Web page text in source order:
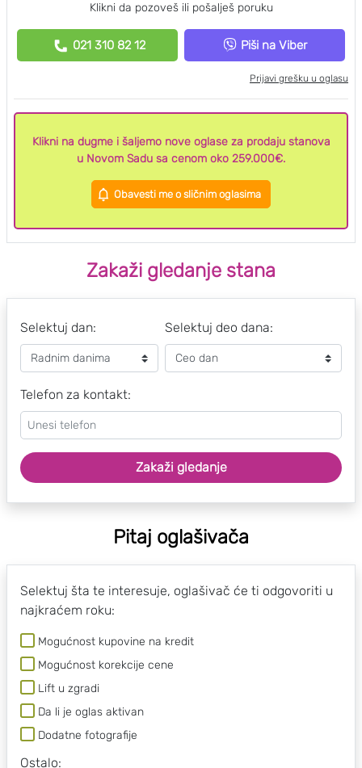
Klikni da pozoveš ili pošalješ poruku
021 310 82 12 Piši na Viber
Prijavi grešku u oglasu
Klikni na dugme i šaljemo nove oglase za prodaju stanova
u Novom Sadu sa cenom oko 259.000€.
Obavesti me o sličnim oglasima
Zakaži gledanje stana
Selektuj dan: Selektuj deo dana:
Telefon za kontakt:
Zakaži gledanje
Pitaj oglašivača
Selektuj šta te interesuje, oglašivač će ti odgovoriti u
najkraćem roku:
Mogućnost kupovine na kredit
Mogućnost korekcije cene
Lift u zgradi
Da li je oglas aktivan
Dodatne fotografije
Ostalo: